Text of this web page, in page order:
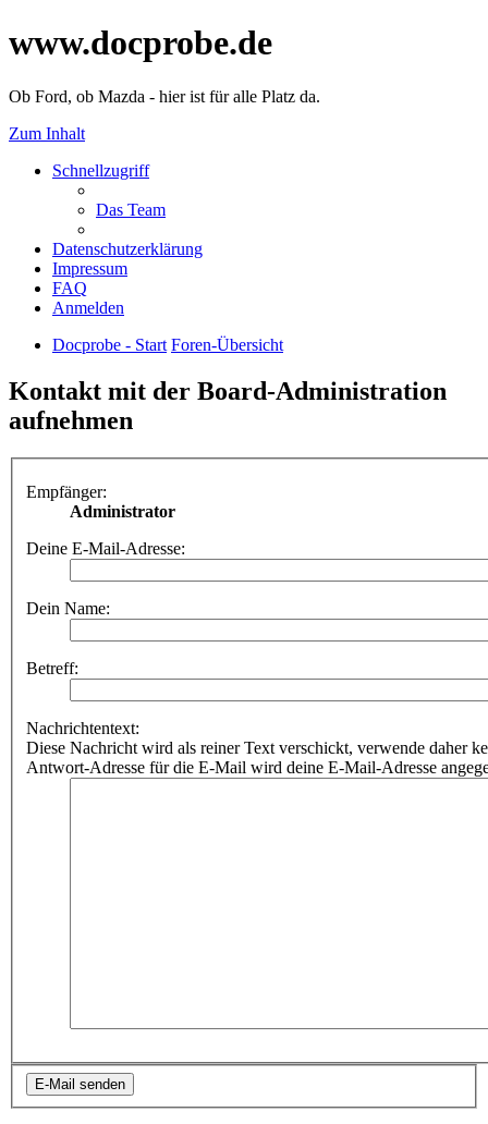
www.docprobe.de
Ob Ford, ob Mazda - hier ist für alle Platz da.
Zum Inhalt
Schnellzugriff
Das Team
Datenschutzerklärung
Impressum
FAQ
Anmelden
Docprobe - Start Foren-Übersicht
Kontakt mit der Board-Administration
aufnehmen
Empfänger:
Administrator
Deine E-Mail-Adresse:
Dein Name:
Betreff:
Nachrichtentext:
Diese Nachricht wird als reiner Text verschickt, verwende daher
Antwort-Adresse für die E-Mail wird deine E-Mail-Adresse